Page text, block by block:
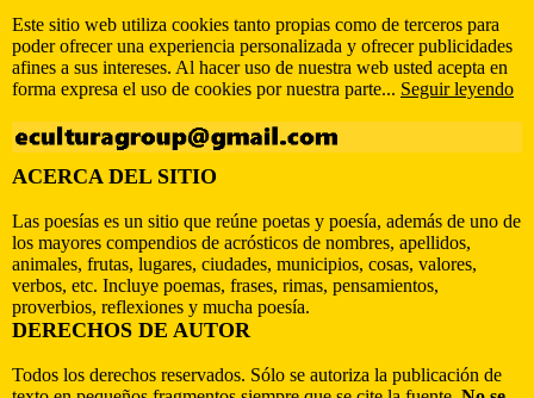
Este sitio web utiliza cookies tanto propias como de terceros para
poder ofrecer una experiencia personalizada y ofrecer publicidades
afines a sus intereses. Al hacer uso de nuestra web usted acepta en
forma expresa el uso de cookies por nuestra parte... Seguir leyendo
ACERCA DEL SITIO
Las poesías es un sitio que reúne poetas y poesía, además de uno de
los mayores compendios de acrósticos de nombres, apellidos,
animales, frutas, lugares, ciudades, municipios, cosas, valores,
verbos, etc. Incluye poemas, frases, rimas, pensamientos,
proverbios, reflexiones y mucha poesía.
DERECHOS DE AUTOR
Todos los derechos reservados. Sólo se autoriza la publicación de